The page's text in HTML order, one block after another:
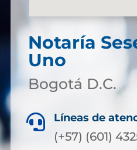
Notaría
Uno
Bogotá D.C.
 Líneas de
(+57) (601)